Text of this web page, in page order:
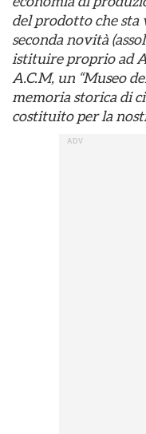
del prodotto che sta
seconda novità (
istituire proprio ad
A.C.M, un “Museo
memoria storica di
costituito per la